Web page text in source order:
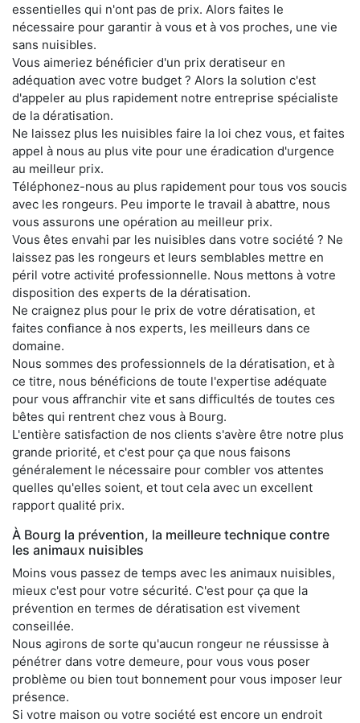
essentielles qui n'ont pas de prix. Alors faites le
nécessaire pour garantir à vous et à vos proches, une vie
sans nuisibles.
Vous aimeriez bénéficier d'un prix deratiseur en
adéquation avec votre budget ? Alors la solution c'est
d'appeler au plus rapidement notre entreprise spécialiste
de la dératisation.
Ne laissez plus les nuisibles faire la loi chez vous, et faites
appel à nous au plus vite pour une éradication d'urgence
au meilleur prix.
Téléphonez-nous au plus rapidement pour tous vos soucis
avec les rongeurs. Peu importe le travail à abattre, nous
vous assurons une opération au meilleur prix.
Vous êtes envahi par les nuisibles dans votre société ? Ne
laissez pas les rongeurs et leurs semblables mettre en
péril votre activité professionnelle. Nous mettons à votre
disposition des experts de la dératisation.
Ne craignez plus pour le prix de votre dératisation, et
faites confiance à nos experts, les meilleurs dans ce
domaine.
Nous sommes des professionnels de la dératisation, et à
ce titre, nous bénéficions de toute l'expertise adéquate
pour vous affranchir vite et sans difficultés de toutes ces
bêtes qui rentrent chez vous à Bourg.
L'entière satisfaction de nos clients s'avère être notre plus
grande priorité, et c'est pour ça que nous faisons
généralement le nécessaire pour combler vos attentes
quelles qu'elles soient, et tout cela avec un excellent
rapport qualité prix.
À Bourg la prévention, la meilleure technique contre
les animaux nuisibles
Moins vous passez de temps avec les animaux nuisibles,
mieux c'est pour votre sécurité. C'est pour ça que la
prévention en termes de dératisation est vivement
conseillée.
Nous agirons de sorte qu'aucun rongeur ne réussisse à
pénétrer dans votre demeure, pour vous vous poser
problème ou bien tout bonnement pour vous imposer leur
présence.
Si votre maison ou votre société est encore un endroit